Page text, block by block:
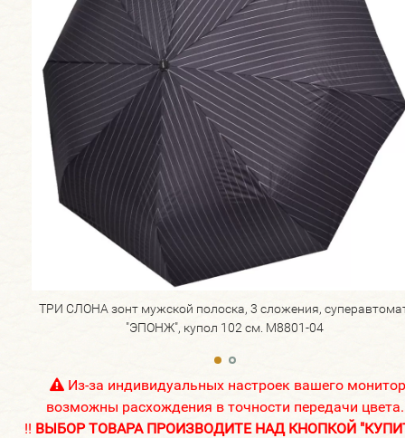
ТРИ СЛОНА зонт мужской полоска, 3 сложения,
"ЭПОНЖ", купол 102 см. M8801-04
Из-за индивидуальных настроек вашего
возможны расхождения в точности передачи цвета.
!! ВЫБОР ТОВАРА ПРОИЗВОДИТЕ НАД КНОПКОЙ